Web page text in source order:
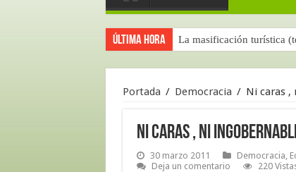
Última hora La masificación turística
Portada / Democracia / Ni caras ,
Ni caras , ni
30 marzo 2011 Democracia,
Deja un comentario
220